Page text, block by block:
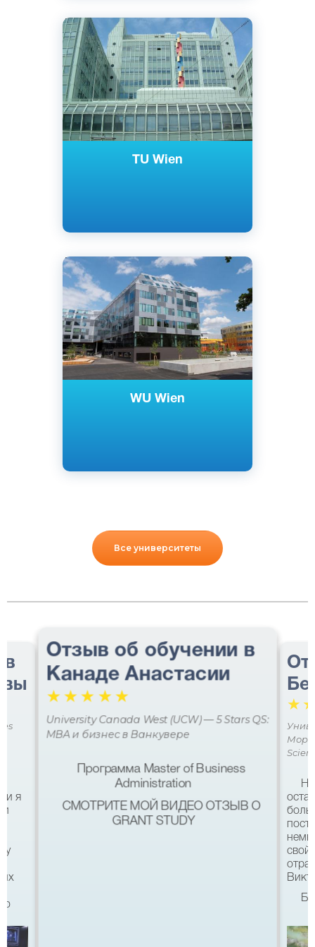
TU Wien
Английский
Немецкий
Вена, Австрия
Государственный
WU Wien
Английский
Немецкий
Вена, Австрия
Государственный
Все университеты
в
я
и
Отзыв об обучении в
Канаде Анастасии
☆☆☆ ☆☆
University Canada West (UCW) — 5 Stars QS:
MBA и бизнес в Ванкувере
Программа Master of Business
Administration
СМОТРИТЕ МОЙ ВИДЕО ОТЗЫВ О
GRANT STUDY
☆
Мора
свой
Все